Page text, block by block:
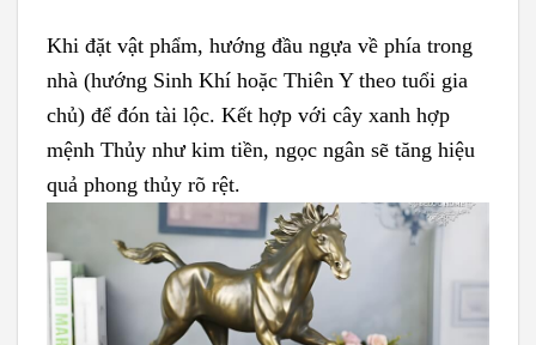
Khi đặt vật phẩm, hướng đầu ngựa về phía trong
nhà (hướng Sinh Khí hoặc Thiên Y theo tuổi gia
chủ) để đón tài lộc. Kết hợp với cây xanh hợp
mệnh Thủy như kim tiền, ngọc ngân sẽ tăng hiệu
quả phong thủy rõ rệt.